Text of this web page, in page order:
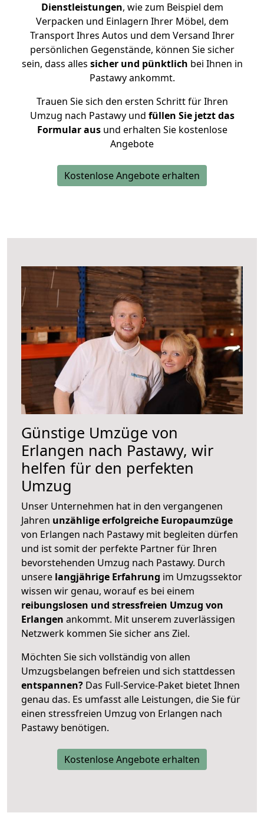
Dienstleistungen, wie zum Beispiel dem
Verpacken und Einlagern Ihrer Möbel, dem
Transport Ihres Autos und dem Versand Ihrer
persönlichen Gegenstände, können Sie sicher
sein, dass alles sicher und pünktlich bei Ihnen in
Pastawy ankommt.
Trauen Sie sich den ersten Schritt für Ihren
Umzug nach Pastawy und füllen Sie jetzt das
Formular ausund erhalten Sie kostenlose
Angebote
Kostenlose Angebote erhalten
Günstige Umzüge von
Erlangen nach Pastawy, wir
helfen für den perfekten
Umzug
Unser Unternehmen hat in den vergangenen
Jahren unzählige erfolgreiche Europaumzüge
von Erlangen nach Pastawy mit begleiten dürfen
und ist somit der perfekte Partner für Ihren
bevorstehenden Umzug nach Pastawy. Durch
unsere langjährige Erfahrung im Umzugssektor
wissen wir genau, worauf es bei einem
reibungslosen und stressfreien Umzug von
Erlangen ankommt. Mit unserem zuverlässigen
Netzwerk kommen Sie sicher ans Ziel.
Möchten Sie sich vollständig von allen
Umzugsbelangen befreien und sich stattdessen
entspannen? Das Full-Service-Paket bietet Ihnen
genau das. Es umfasst alle Leistungen, die Sie für
einen stressfreien Umzug von Erlangen nach
Pastawy benötigen.
Kostenlose Angebote erhalten